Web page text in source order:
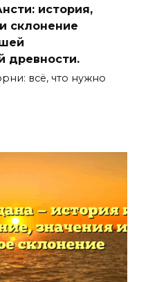
история,
склонение
древности.
всё, что нужно